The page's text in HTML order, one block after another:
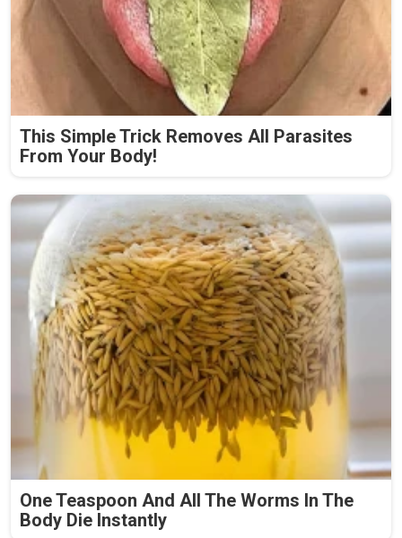
This Simple Trick Removes All Parasites
From Your Body!
One Teaspoon And All The Worms In The
Body Die Instantly